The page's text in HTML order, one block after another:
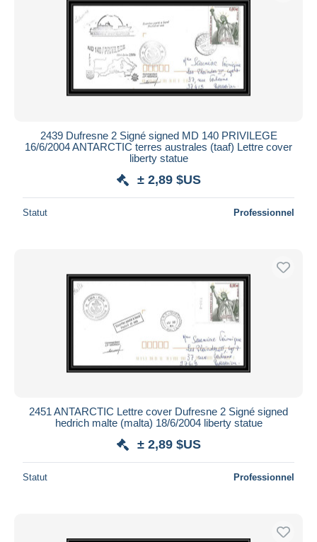
2439 Dufresne 2 Signé signed MD 140 PRIVILEGE
16/6/2004 ANTARCTIC terres australes (taaf) Lettre cover
liberty statue
± 2,89 $US
Statut Professionnel
2451 ANTARCTIC Lettre cover Dufresne 2 Signé signed
hedrich malte (malta) 18/6/2004 liberty statue
± 2,89 $US
Statut Professionnel